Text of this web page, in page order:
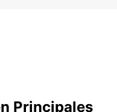
Principales